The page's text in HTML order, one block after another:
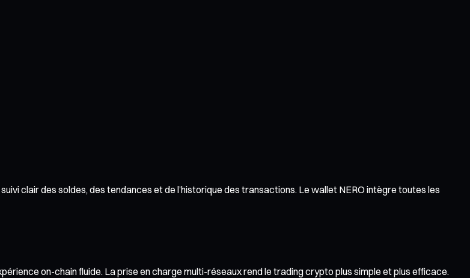
clair des soldes, des tendances et de l’historique des transactions. Le wallet NERO intègre toutes les
on-chain fluide. La prise en charge multi-réseaux rend le trading crypto plus simple et plus efficace.